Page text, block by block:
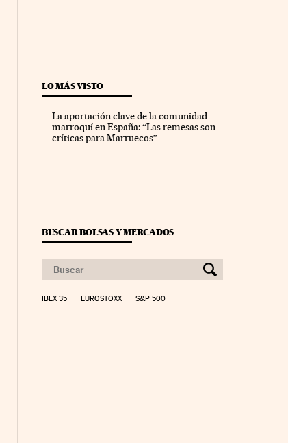
Días en Facebook
Cinco Días en Twitter
LO MÁS VISTO
La aportación clave de la comunidad
marroquí en España: “Las remesas son
críticas para Marruecos”
BUSCAR BOLSAS Y MERCADOS
IBEX 35 EUROSTOXX S&P 500